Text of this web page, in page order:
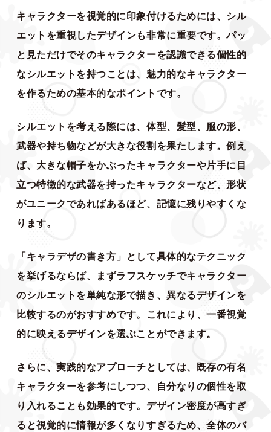
キャラクターを視覚的に印象付けるためには、シル
エットを重視したデザインも非常に重要です。パッ
と見ただけでそのキャラクターを認識できる個性的
なシルエットを持つことは、魅力的なキャラクター
を作るための基本的なポイントです。
シルエットを考える際には、体型、髪型、服の形、
武器や持ち物などが大きな役割を果たします。例え
ば、大きな帽子をかぶったキャラクターや片手に目
立つ特徴的な武器を持ったキャラクターなど、形状
がユニークであればあるほど、記憶に残りやすくな
ります。
「キャラデザの書き方」として具体的なテクニック
を挙げるならば、まずラフスケッチでキャラクター
のシルエットを単純な形で描き、異なるデザインを
比較するのがおすすめです。これにより、一番視覚
的に映えるデザインを選ぶことができます。
さらに、実践的なアプローチとしては、既存の有名
キャラクターを参考にしつつ、自分なりの個性を取
り入れることも効果的です。デザイン密度が高すぎ
ると視覚的に情報が多くなりすぎるため、全体のバ